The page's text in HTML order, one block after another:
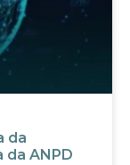
da
ANPD